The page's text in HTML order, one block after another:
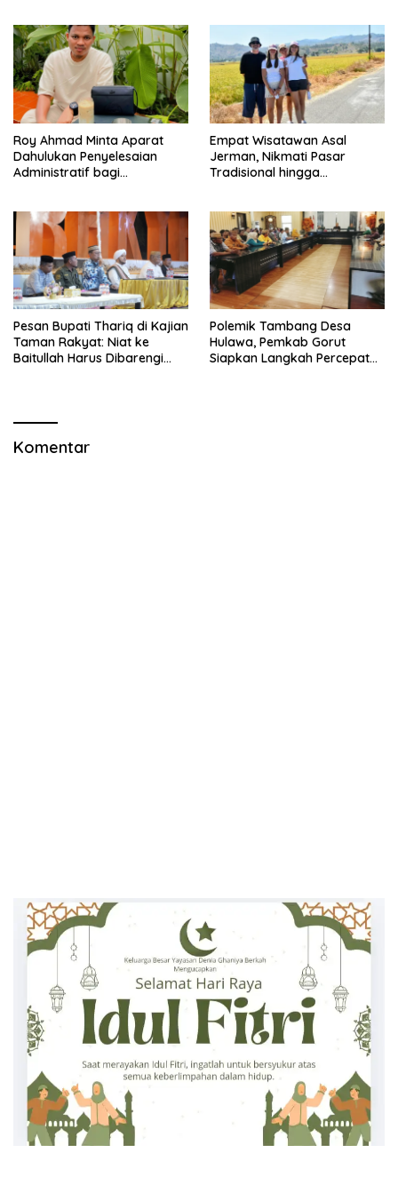
Roy Ahmad Minta Aparat
Dahulukan Penyelesaian
Administratif bagi
Empat Wisatawan Asal
Jerman, Nikmati Pasar
Tradisional hingga
Pesan Bupati Thariq di Kajian
Taman Rakyat: Niat ke
Baitullah Harus Dibarengi
Polemik Tambang Desa
Hulawa, Pemkab Gorut
Siapkan Langkah Percepatan
Komentar